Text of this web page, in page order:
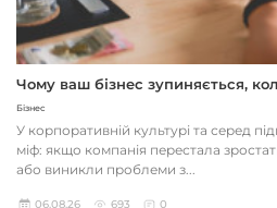
Чому ваш бізнес зупиняється,
Бізнес
У корпоративній культурі та серед
міф: якщо компанія перестала
або виникли проблеми з...
06.08.26 693 0